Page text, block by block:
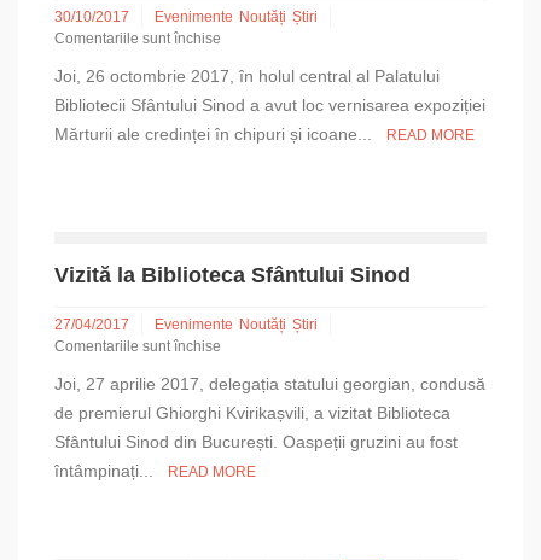
30/10/2017 Evenimente Noutăți Știri
Comentariile sunt închise
Vernisarea
expoziției
„Mărturii
sfinte”
Joi, 26 octombrie 2017, în holul central al Palatului
Bibliotecii Sfântului Sinod a avut loc vernisarea expoziției
Mărturii ale credinței în chipuri și icoane...
READ MORE
Vizită la Biblioteca Sfântului Sinod
27/04/2017 Evenimente Noutăți Știri
Comentariile sunt închise
Vizită
la
Biblioteca
Sinod
Joi, 27 aprilie 2017, delegația statului georgian, condusă
de premierul Ghiorghi Kvirikașvili, a vizitat Biblioteca
Sfântului Sinod din București. Oaspeții gruzini au fost
întâmpinați...
READ MORE